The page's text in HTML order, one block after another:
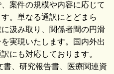
案件の規模や内容に応じて
。単なる通訳にとどまら
汲み取り、関係者間の円滑
実現いたします。国内外出
にも対応しております。
書、研究報告書、医療関連資